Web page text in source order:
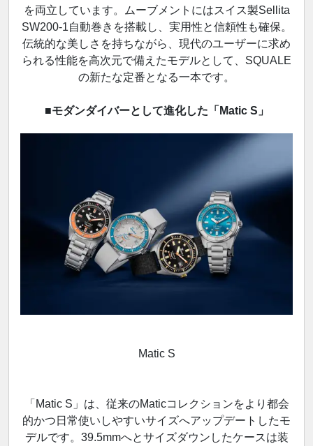
を両立しています。ムーブメントにはスイス製Sellita
SW200-1自動巻きを搭載し、実用性と信頼性も確保。
伝統的な美しさを持ちながら、現代のユーザーに求め
られる性能を高次元で備えたモデルとして、SQUALE
の新たな定番となる一本です。
■モダンダイバーとして進化した「Matic S」
Matic S
「Matic S」は、従来のMaticコレクションをより都会
的かつ日常使いしやすいサイズへアップデートしたモ
デルです。39.5mmへとサイズダウンしたケースは装